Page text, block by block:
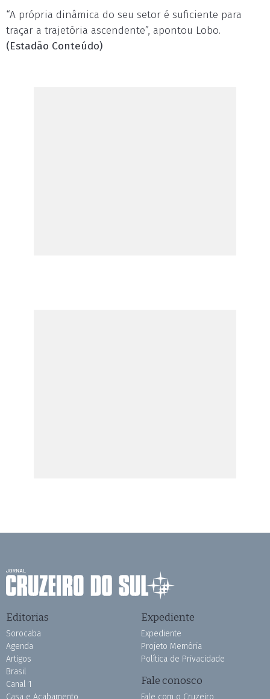
“A própria dinâmica do seu setor é suficiente para
traçar a trajetória ascendente”, apontou Lobo.
(Estadão Conteúdo)
Editorias
Sorocaba
Agenda
Artigos
Brasil
Canal 1
Casa e Acabamento
Expediente
Expediente
Projeto Memória
Política de Privacidade
Fale conosco
Fale com o Cruzeiro